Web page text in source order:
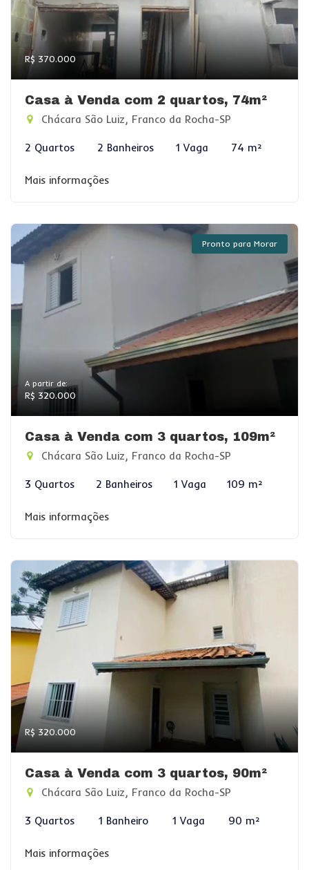
R$ 370.000
Casa à Venda com 2 quartos, 74m²
Chácara São Luiz, Franco da Rocha-SP
2 Quartos 2 Banheiros 1 Vaga 74 m²
Mais informações
Pronto para Morar
A partir de:
R$ 320.000
Casa à Venda com 3 quartos, 109m²
Chácara São Luiz, Franco da Rocha-SP
3 Quartos 2 Banheiros 1 Vaga 109 m²
Mais informações
R$ 320.000
Casa à Venda com 3 quartos, 90m²
Chácara São Luiz, Franco da Rocha-SP
3 Quartos 1 Banheiro 1 Vaga 90 m²
Mais informações